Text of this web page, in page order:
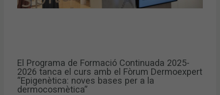
El Programa de Formació Continuada 2025-
2026 tanca el curs amb el Fòrum Dermoexpert
“Epigenètica: noves bases per a la
dermocosmètica”